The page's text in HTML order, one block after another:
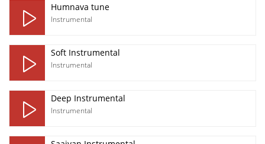
Humnava tune
Instrumental
Soft Instrumental
Instrumental
Deep Instrumental
Instrumental